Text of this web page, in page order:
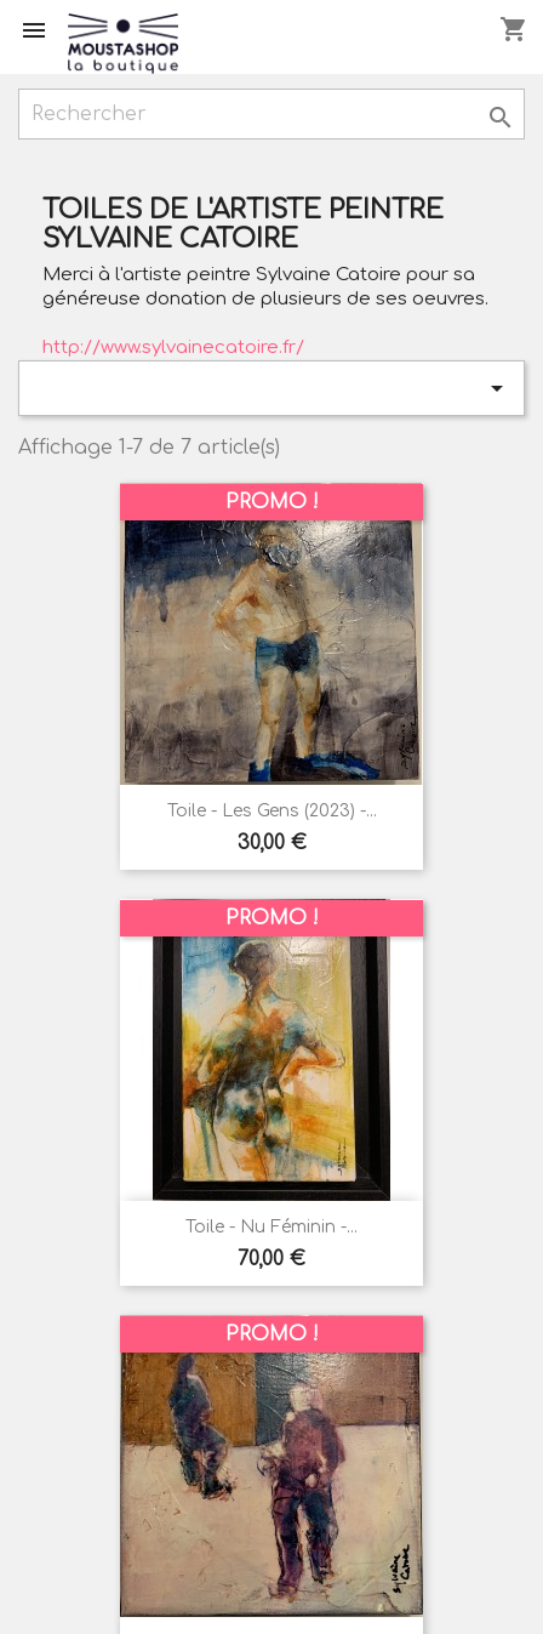
 shopping_cart

TOILES DE L'ARTISTE PEINTRE
SYLVAINE CATOIRE
Merci à l'artiste peintre Sylvaine Catoire pour sa
généreuse donation de plusieurs de ses oeuvres.
http://www.sylvainecatoire.fr/

Affichage 1-7 de 7 article(s)
Toile - Les Gens (2023) -...
Prix
30,00 €
PROMO !
Toile - Nu Féminin -...
Prix
70,00 €
PROMO !
PROMO !